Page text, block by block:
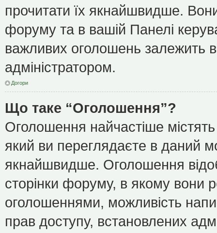
прочитати їх якнайшвидше.
форуму та в вашій Панелі
важливих оголошень залежить
адміністратором.
Догори
Що таке “Оголошення”?
Оголошення найчастіше
який ви переглядаєте в даний
якнайшвидше. Оголошення
сторінки форуму, в якому вони
оголошеннями, можливість
прав доступу, встановлених